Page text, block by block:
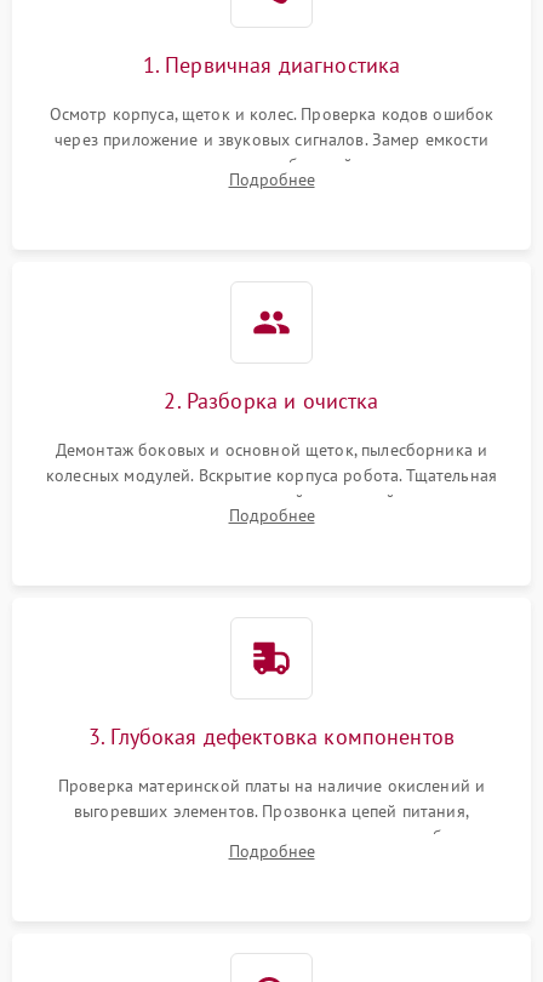
1. Первичная диагностика
Осмотр корпуса, щеток и колес. Проверка кодов ошибок
через приложение и звуковых сигналов. Замер емкости
аккумулятора и тестирование базовой станции зарядки.
Оценка работы лидара, бампера и датчиков падения для
Подробнее
2. Разборка и очистка
Демонтаж боковых и основной щеток, пылесборника и
колесных модулей. Вскрытие корпуса робота. Тщательная
очистка внутренних полостей, шестерней и плат от
скопившейся пыли, волос и шерсти животных с
Подробнее
3. Глубокая дефектовка компонентов
Проверка материнской платы на наличие окислений и
выгоревших элементов. Прозвонка цепей питания,
тестирование приводных моторов колес и турбины
всасывания. Оценка состояния оптических и инфракрасных
Подробнее